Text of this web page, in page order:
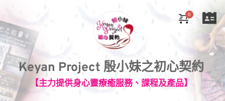
Keyan Project 殷小妹之初心契約
【主力提供身心靈療癒服務、課程及產品】